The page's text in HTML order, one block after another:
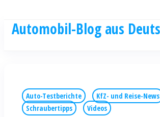
Automobil-Blog aus
Auto-Testberichte
KfZ- und Reise-News
Schraubertipps
Videos